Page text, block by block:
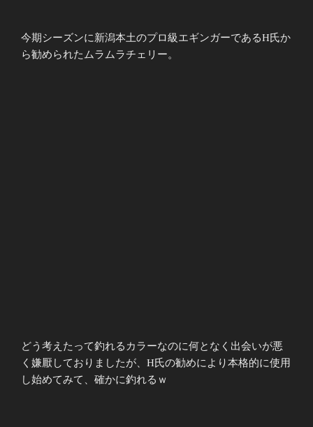
今期シーズンに新潟本土のプロ級エギンガーであるH氏か
ら勧められたムラムラチェリー。
どう考えたって釣れるカラーなのに何となく出会いが悪
く嫌厭しておりましたが、H氏の勧めにより本格的に使用
し始めてみて、確かに釣れるｗ